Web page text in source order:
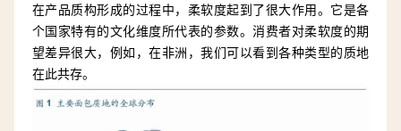
在产品质构形成的过程中，柔软度起到了很大作用。它是各
个国家特有的文化维度所代表的参数。消费者对柔软度的期
望差异很大，例如，在非洲，我们可以看到各种类型的质地
在此共存。